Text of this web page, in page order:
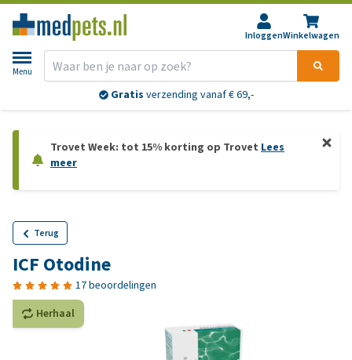
InloggenWinkelwagen
Menu
Gratis verzending vanaf € 69,-
Trovet Week: tot 15% korting op Trovet Lees
meer
Terug
ICF Otodine
17 beoordelingen
Herhaal